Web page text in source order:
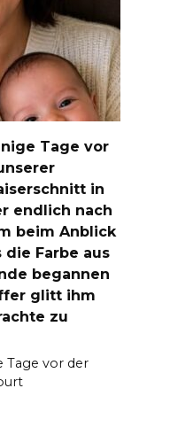
Tage vor
in
endlich nach
beim Anblick
Farbe aus
begannen
glitt ihm
zu
Tage vor der